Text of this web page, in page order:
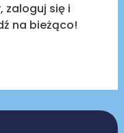
zaloguj się i
na bieżąco!